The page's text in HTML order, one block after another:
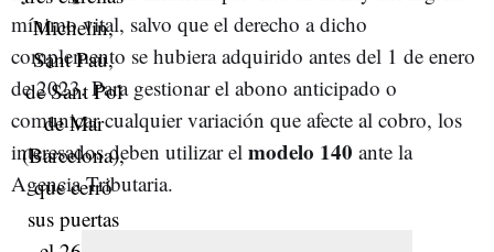
mínimo vital, salvo que el derecho a dicho
complemento se hubiera adquirido antes del 1 de enero
de 2023. Para gestionar el abono anticipado o
comunicar cualquier variación que afecte al cobro, los
interesados deben utilizar el modelo 140 ante la
Agencia Tributaria.